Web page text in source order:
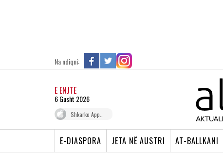
Na ndiqni:
E ENJTE
6 Gusht 2026
Shkarko App..
E-DIASPORA JETA NË AUSTRI AT-BALLKANI